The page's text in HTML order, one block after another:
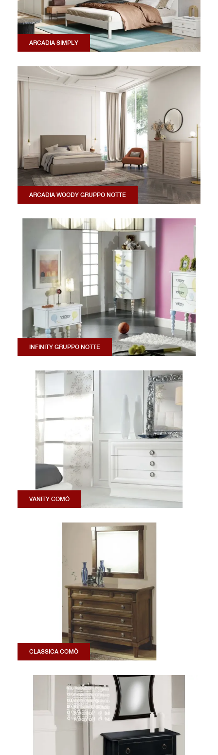
ARCADIA SIMPLY
ARCADIA WOODY GRUPPO NOTTE
INFINITY GRUPPO NOTTE
VANITY COMÒ
CLASSICA COMÒ